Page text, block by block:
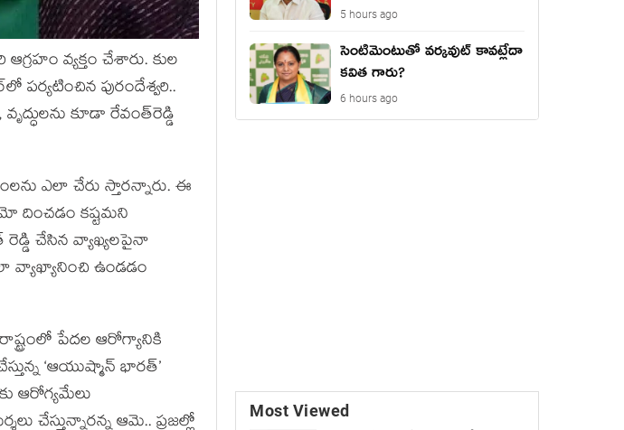
వ్య‌క్తం చేశారు. కుల
ప‌ర్య‌టించిన పురందేశ్వ‌రి..
కూడా రేవంత్‌రెడ్డి
ఎలా చేరు స్తార‌న్నారు. ఈ
దించ‌డం క‌ష్ట‌మ‌ని
రెడ్డి చేసిన వ్యాఖ్య‌ల‌పైనా
వ్యాఖ్యానించి ఉండ‌డం
పేద‌ల ఆరోగ్యానికి
‘ఆయుష్మాన్ భార‌త్‌’
ఆరోగ్య‌మేలు
చేస్తున్నార‌న్న ఆమె.. ప్ర‌జ‌ల్లో
5 hours ago
సెంటిమెంటుతో వర్కవుట్ కావట్లేదా
కవిత గారు?
6 hours ago
Most Viewed